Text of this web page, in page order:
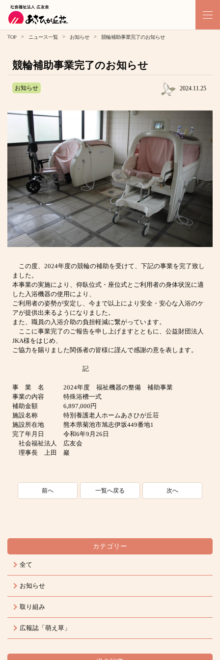
TOP > ニュース一覧 > お知らせ > 競輪補助事業完了のお知らせ
カテゴリー
全て
お知らせ
取り組み
広報誌「萌え草」
競輪補助事業完了のお知らせ
お知らせ 2024.11.25
この度、2024年度の競輪の補助を受けて、下記の事業を完了致し
ました。
本事業の実施により、仰臥位式・座位式とご利用者の身体状況に適
した入浴機器の使用により、
ご利用者の姿勢が安定し、今まで以上により安全・安心な入浴のケ
アが提供出来るようになりました。
また、職員の入浴介助の負担軽減に繋がっています。
ここに事業完了のご報告を申し上げますとともに、公益財団法人
JKA様をはじめ、
ご協力を賜りました関係者の皆様に謹んで感謝の意を表します。
記
事 業 名 2024年度 福祉機器の整備 補助事業
事業の内容 特殊浴槽一式
補助金額 6,897,000円
施設名称 特別養護老人ホームあさひが丘荘
施設所在地 熊本県菊池市旭志伊坂449番地1
完了年月日 令和6年9月26日
社会福祉法人 広友会
理事長 上田 巖
前へ 一覧へ戻る 次へ